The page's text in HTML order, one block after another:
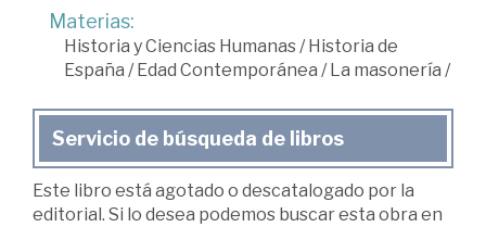
Materias:
Historia y Ciencias Humanas/Historia de
España /Edad Contemporánea /La masonería /
Servicio de búsqueda de libros
Este libro está agotado o descatalogado por la
editorial. Si lo desea podemos buscar esta obra en